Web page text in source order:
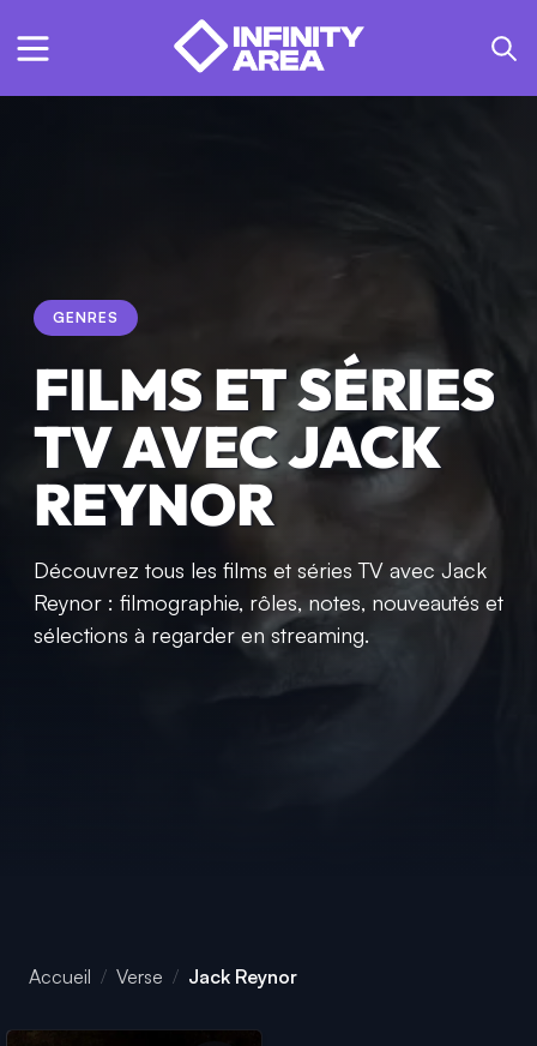
GENRES
FILMS ET SÉRIES
TV AVEC JACK
REYNOR
Découvrez tous les films et séries TV avec Jack
Reynor : filmographie, rôles, notes, nouveautés et
sélections à regarder en streaming.
Accueil Verse Jack Reynor